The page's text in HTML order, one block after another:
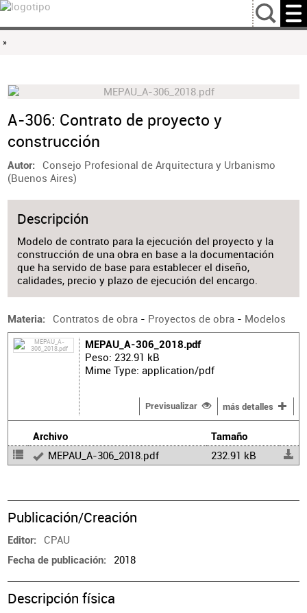
…
»
A-306: Contrato de proyecto y
construcción
Autor
Consejo Profesional de Arquitectura y Urbanismo
(Buenos Aires)
Descripción
Modelo de contrato para la ejecución del proyecto y la
construcción de una obra en base a la documentación
que ha servido de base para establecer el diseño,
calidades, precio y plazo de ejecución del encargo.
Materia Contratos de obra - Proyectos de obra - Modelos
MEPAU_A-306_2018.pdf
Peso: 232.91 kB
Mime Type: application/pdf
Previsualizar más detalles
Archivo Tamaño
MEPAU_A-306_2018.pdf 232.91 kB
Publicación/Creación
Editor CPAU
Fecha de publicación 2018
Descripción física